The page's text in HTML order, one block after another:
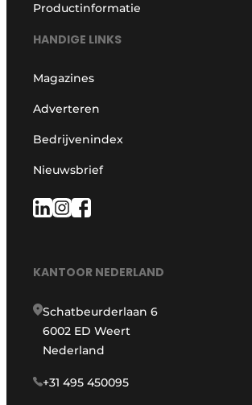
Productinformatie
HANDIGE LINKS
Magazines
Adverteren
Bedrijvenindex
Nieuwsbrief
KANTOOR NEDERLAND
Schatbeurderlaan 6
6002 ED Weert
Nederland
+31 495 450095